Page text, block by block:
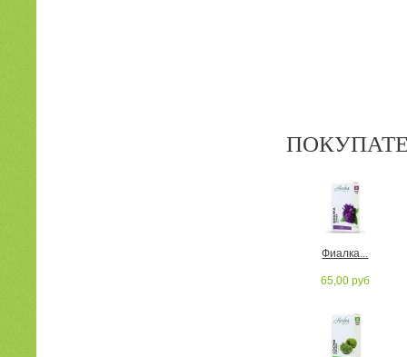
Фиалка...
65,00 руб